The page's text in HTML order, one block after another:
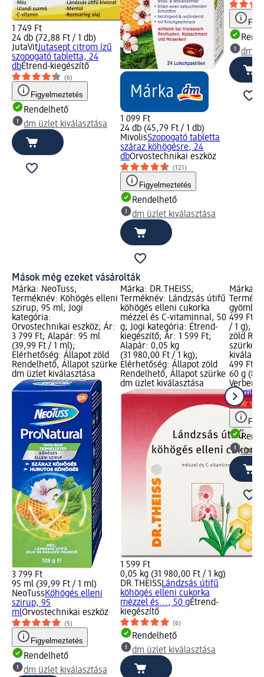
1 749 Ft
24 db (72,88 Ft / 1 db)
JutaVitJutasept citrom ízű
szopogató tabletta, 24
dbÉtrend-kiegészítő
(6)
Figyelmeztetés
Rendelhető
dm üzlet kiválasztása
1 099 Ft
24 db (45,79 Ft / 1 db)
MivolisSzopogató tabletta
száraz köhögésre, 24
dbOrvostechnikai eszköz
(121)
Figyelmeztetés
Rendelhető
dm üzlet kiválasztása
dm
Mások még ezeket vásárolták
Márka: NeoTuss;
Terméknév: Köhögés elleni
szirup, 95 ml; Jogi
kategória:
Orvostechnikai eszköz; Ár:
3 799 Ft; Alapár: 95 ml
(39,99 Ft / 1 ml);
Elérhetőség: Állapot zöld
Rendelhető, Állapot szürke
dm üzlet kiválasztása
3 799 Ft
95 ml (39,99 Ft / 1 ml)
NeoTussKöhögés elleni
szirup, 95
mlOrvostechnikai eszköz
(5)
Figyelmeztetés
Rendelhető
dm üzlet kiválasztása
Márka: DR.THEISS;
Terméknév: Lándzsás útifű
köhögés elleni cukorka
mézzel és C-vitaminnal, 50
g; Jogi kategória: Étrend-
kiegészítő; Ár: 1 599 Ft;
Alapár: 0,05 kg
(31 980,00 Ft / 1 kg);
Elérhetőség: Állapot zöld
Rendelhető, Állapot szürke
dm üzlet kiválasztása
1 599 Ft
0,05 kg (31 980,00 Ft / 1 kg)
DR.THEISSLándzsás útifű
köhögés elleni cukorka
mézzel és..., 50 gÉtrend-
kiegészítő
(6)
Rendelhető
dm üzlet kiválasztása
Márka:
499 Ft;
/ 1 g);
zöld
szürke
499 Ft
60 g
Verbena
dm